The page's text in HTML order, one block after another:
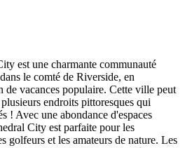
est une charmante communauté
le comté de Riverside, en
de vacances populaire. Cette ville peut
endroits pittoresques qui
! Avec une abondance d'espaces
City est parfaite pour les
golfeurs et les amateurs de nature. Les